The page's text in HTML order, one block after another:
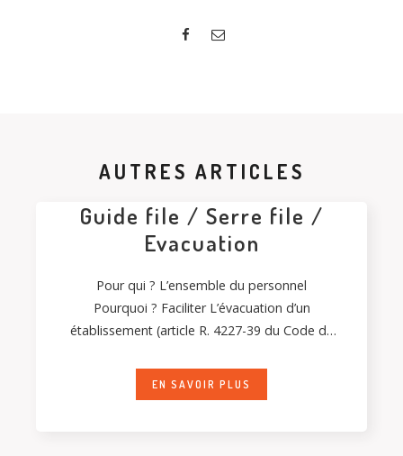
AUTRES ARTICLES
Guide file / Serre file /
Evacuation
Pour qui ? L’ensemble du personnel
Pourquoi ? Faciliter L’évacuation d’un
établissement (article R. 4227-39 du Code du
personnes pourrons être formés ?
EN SAVOIR PLUS